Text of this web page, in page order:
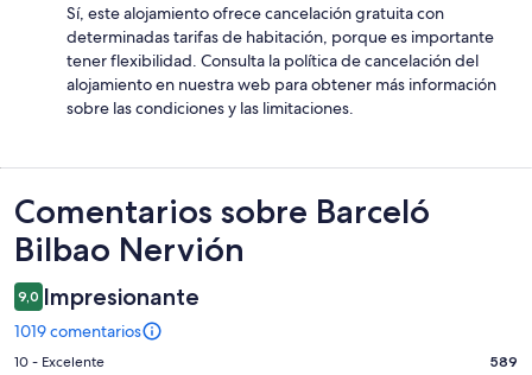
Sí, este alojamiento ofrece cancelación gratuita con
determinadas tarifas de habitación, porque es importante
tener flexibilidad. Consulta la política de cancelación del
alojamiento en nuestra web para obtener más información
sobre las condiciones y las limitaciones.
Comentarios
Comentarios sobre Barceló
Bilbao Nervión
9,0 Impresionante
1019 comentarios
589
10 - Excelente 589